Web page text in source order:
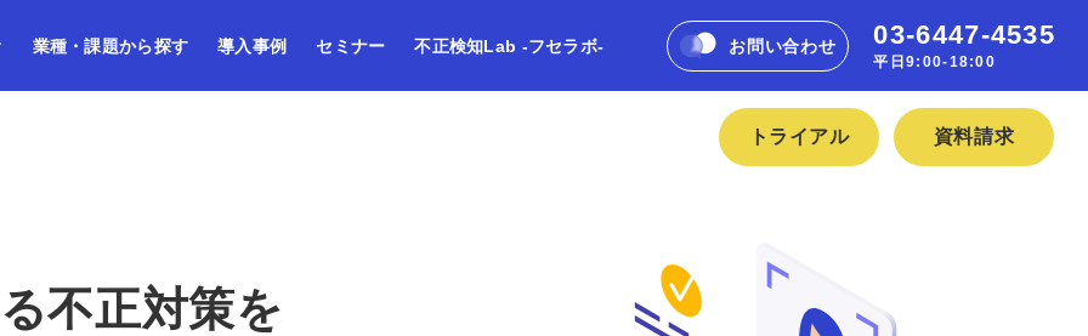
業種・課題から探す 導入事例 セミナー 不正検知Lab -フセラボ- お問い合わせ 03-6447-4535
平日9:00-18:00
トライアル 資料請求
不正対策を